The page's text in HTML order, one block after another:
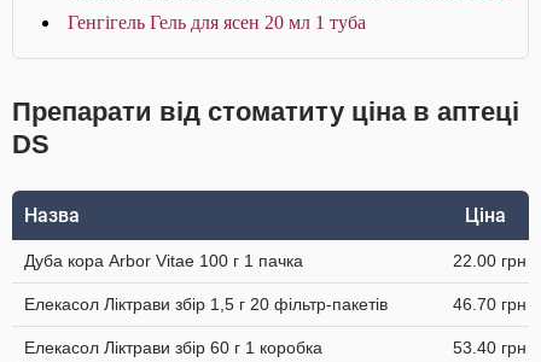
Генгігель Гель для ясен 20 мл 1 туба
Препарати від стоматиту ціна в аптеці
DS
Назва Ціна
Дуба кора Arbor Vitae 100 г 1 пачка 22.00 грн
Елекасол Ліктрави збір 1,5 г 20 фільтр-пакетів 46.70 грн
Елекасол Ліктрави збір 60 г 1 коробка 53.40 грн